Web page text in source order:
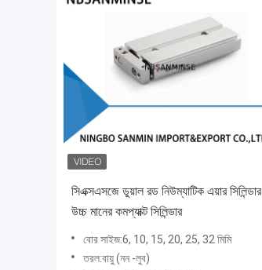
সিএক্সএসজে ডুয়াল রড নিউম্যাটিক এয়ার সিলিন্ডার
উচ্চ মানের কমপ্যাক্ট সিলিন্ডার
বোর সাইজ:6, 10, 15, 20, 25, 32 মিমি
তরল:বায়ু (নন -লুব)